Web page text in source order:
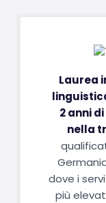
Laurea
2 anni
nella
dove i
più